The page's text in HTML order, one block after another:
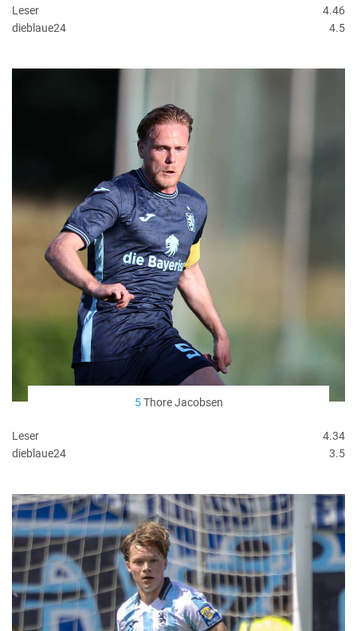
Leser
4.46
dieblaue24
4.5
5Thore Jacobsen
Leser
4.34
dieblaue24
3.5